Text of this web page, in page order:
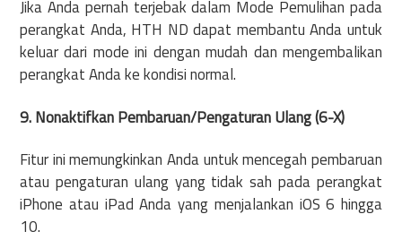
Jika Anda pernah terjebak dalam Mode Pemulihan pada
perangkat Anda, HTH ND dapat membantu Anda untuk
keluar dari mode ini dengan mudah dan mengembalikan
perangkat Anda ke kondisi normal.
9. Nonaktifkan Pembaruan/Pengaturan Ulang (6-X)
Fitur ini memungkinkan Anda untuk mencegah pembaruan
atau pengaturan ulang yang tidak sah pada perangkat
iPhone atau iPad Anda yang menjalankan iOS 6 hingga
10.